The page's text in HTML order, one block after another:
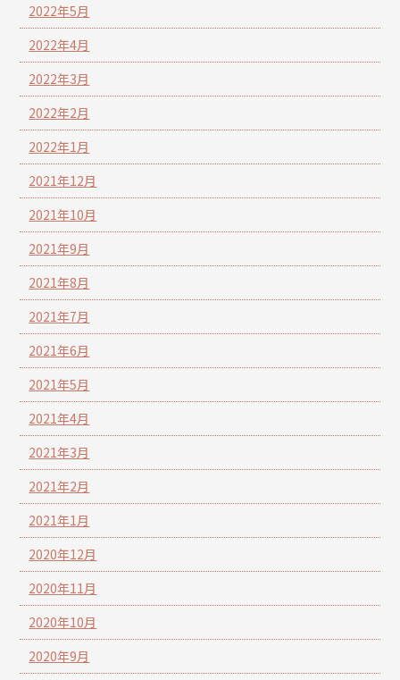
2022年5月
2022年4月
2022年3月
2022年2月
2022年1月
2021年12月
2021年10月
2021年9月
2021年8月
2021年7月
2021年6月
2021年5月
2021年4月
2021年3月
2021年2月
2021年1月
2020年12月
2020年11月
2020年10月
2020年9月